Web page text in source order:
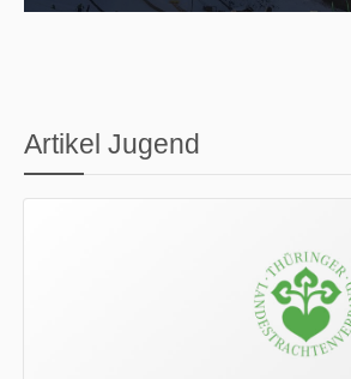
26. Februar 2017
Artikel Jugend